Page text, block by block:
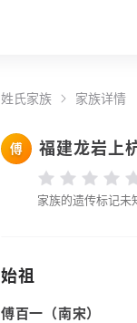
姓氏家族 家族详情
傅 福建龙岩上
家族的遗传标记未
始祖
傅百一（南宋）